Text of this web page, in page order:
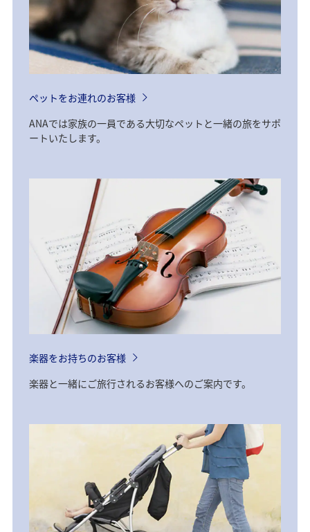
ペットをお連れのお客様
ANAでは家族の一員である大切なペットと一緒の旅をサポ
ートいたします。
楽器をお持ちのお客様
楽器と一緒にご旅行されるお客様へのご案内です。